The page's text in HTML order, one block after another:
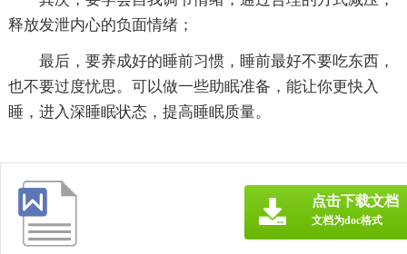
释放发泄内心的负面情绪；
最后，要养成好的睡前习惯，睡前最好不要吃东西，
也不要过度忧思。可以做一些助眠准备，能让你更快入
睡，进入深睡眠状态，提高睡眠质量。
点击下载文档
文档为doc格式